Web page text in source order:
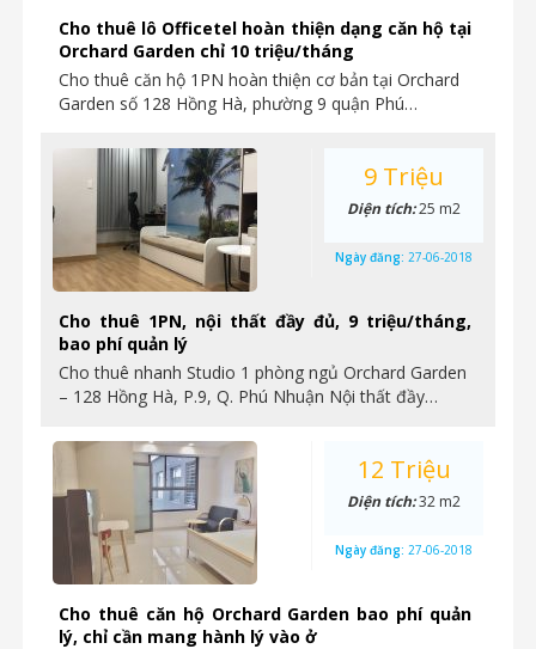
Cho thuê lô Officetel hoàn thiện dạng căn hộ tại
Orchard Garden chỉ 10 triệu/tháng
Cho thuê căn hộ 1PN hoàn thiện cơ bản tại Orchard
Garden số 128 Hồng Hà, phường 9 quận Phú…
Cho thuê 1PN, nội thất đầy đủ, 9 triệu/tháng,
bao phí quản lý
Cho thuê nhanh Studio 1 phòng ngủ Orchard Garden
– 128 Hồng Hà, P.9, Q. Phú Nhuận Nội thất đầy…
9 Triệu
Diện tích:25 m2
Ngày đăng: 27-06-2018
Cho thuê căn hộ Orchard Garden bao phí quản
lý, chỉ cần mang hành lý vào ở
12 Triệu
Diện tích:32 m2
Ngày đăng: 27-06-2018